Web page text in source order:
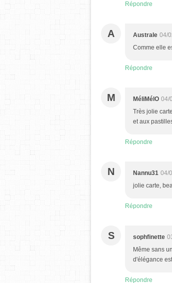
Répondre
A Australe 04/
Comme elle
Répondre
M MéliMélO 04/
Très jolie
et aux
Répondre
N Nannu31 04/
jolie carte,
Répondre
S sophfinette
Même sans
d'élégance
Répondre